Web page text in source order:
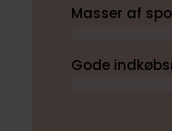
Masser af
Gode